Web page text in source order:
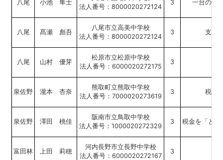
八尾 小池 隼士
法人番号：8000020272124
3 一台のタ
八尾 髙瀬 彪吾
八尾市立高美中学校
法人番号：8000020272124
3 支え
八尾 山村 優芽
松原市立松原中学校
法人番号：6000020272175
3
泉佐野 瀧本 杏奈
熊取町立熊取中学校
法人番号：7000020273619
3 税の
泉佐野 澤田 桃佳
阪南市立鳥取中学校
法人番号：1000020272329
3 税金を「と
富田林 上田 莉穂
河内長野市立長野中学校
法人番号：6000020272167
3